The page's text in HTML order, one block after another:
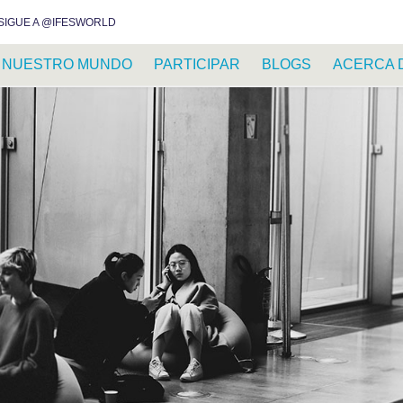
A @IFESWORLD
NUESTRO MUNDO PARTICIPAR BLOGS ACERCA